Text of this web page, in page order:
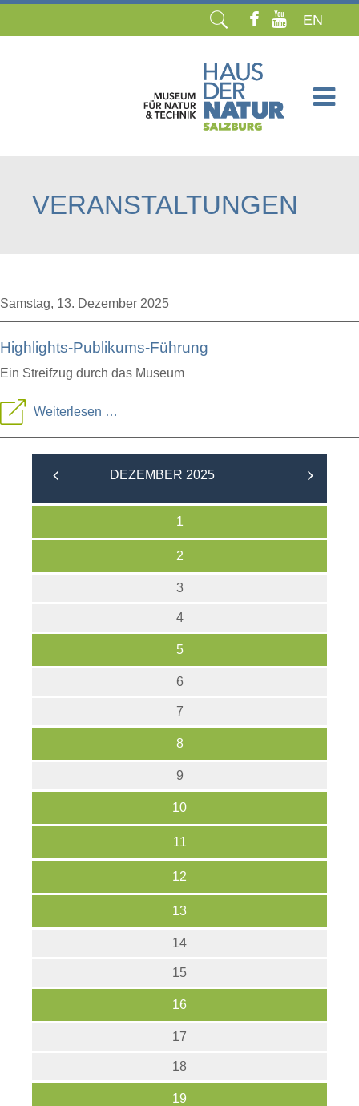
EN
VERANSTALTUNGEN
Samstag, 13. Dezember 2025
Highlights-Publikums-Führung
Ein Streifzug durch das Museum
Weiterlesen …
Publikums-
DEZEMBER 2025
1
2
3
4
5
6
7
8
9
10
11
12
13
14
15
16
17
18
19